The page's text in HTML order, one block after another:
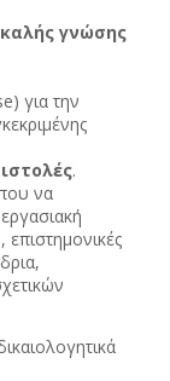
γνώσης
για την
.
να